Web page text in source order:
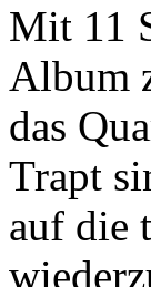
Mit 11
Album
das
Trapt
auf die